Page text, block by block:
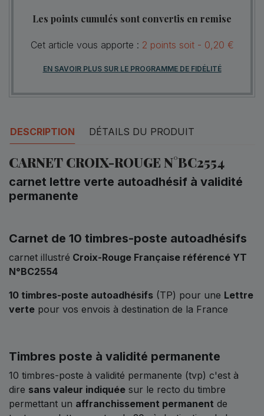
Les points cumulés sont convertis en remise
Cet article vous apporte : 2 points soit - 0,20 €
EN SAVOIR PLUS SUR LE PROGRAMME DE FIDÉLITÉ
DESCRIPTION DÉTAILS DU PRODUIT
CARNET CROIX-ROUGE N°BC2554
carnet lettre verte autoadhésif à validité
permanente
Carnet de 10 timbres-poste autoadhésifs
carnet illustré Croix-Rouge Française référencé YT
N°BC2554
10 timbres-poste autoadhésifs (TP) pour une Lettre
verte pour vos envois à destination de la France
Timbres poste à validité permanente
10 timbres-poste à validité permanente (tvp) c'est à
dire sans valeur indiquée sur le recto du timbre
permettant un affranchissement permanent de